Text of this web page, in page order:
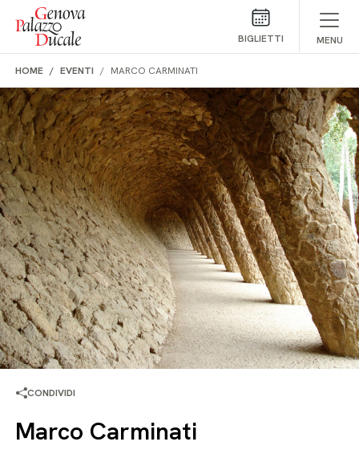
Salta al contenuto
BIGLIETTI MENU
HOME EVENTI MARCO CARMINATI
CONDIVIDI
Marco Carminati